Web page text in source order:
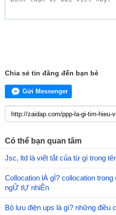
Chia sẻ tin đăng đến bạn bè
Gửi Messenger
Có thể bạn quan tâm
Jsc, ltd là viết tắt của từ gì trong
Collocation lÀ gÌ? collocation
ngỮ tỰ nhiÊn
Bộ lưu điện ups là gì? những điều